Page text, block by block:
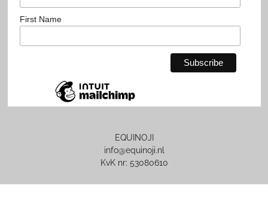
First Name
EQUINOJI
info@equinoji.nl
KvK nr: 53080610